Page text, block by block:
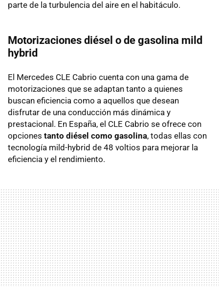
parte de la turbulencia del aire en el habitáculo.
Motorizaciones diésel o de gasolina mild
hybrid
El Mercedes CLE Cabrio cuenta con una gama de
motorizaciones que se adaptan tanto a quienes
buscan eficiencia como a aquellos que desean
disfrutar de una conducción más dinámica y
prestacional. En España, el CLE Cabrio se ofrece con
opciones tanto diésel como gasolina, todas ellas con
tecnología mild-hybrid de 48 voltios para mejorar la
eficiencia y el rendimiento.